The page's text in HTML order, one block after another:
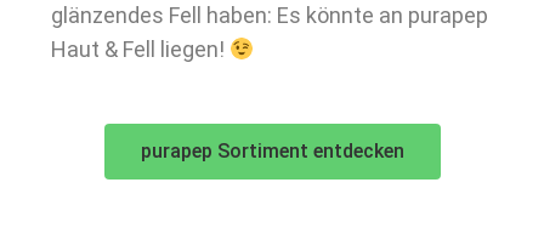
glänzendes Fell haben: Es könnte an purapep
Haut & Fell liegen!
purapep Sortiment entdecken